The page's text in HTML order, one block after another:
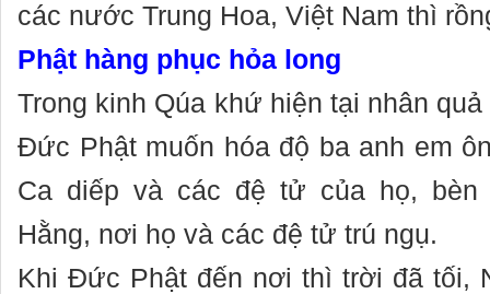
các nước Trung Hoa, Việt Nam thì
Phật hàng phục hỏa long
Trong kinh Qúa khứ hiện tại nhân
Đức Phật muốn hóa độ ba anh em
Ca diếp và các đệ tử của họ,
Hằng, nơi họ và các đệ tử trú ngụ.
Khi Đức Phật đến nơi thì trời đã tối,